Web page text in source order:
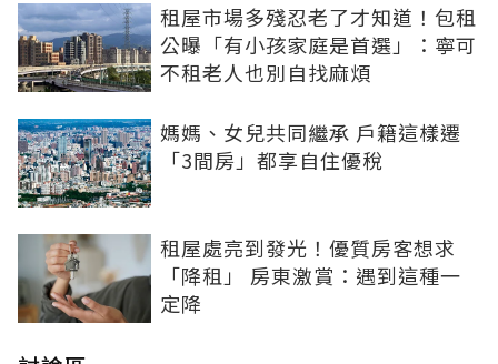
租屋市場多殘忍老了才知道！包租
公曝「有小孩家庭是首選」：寧可
不租老人也別自找麻煩
媽媽、女兒共同繼承 戶籍這樣遷
「3間房」都享自住優稅
租屋處亮到發光！優質房客想求
「降租」 房東激賞：遇到這種一
定降